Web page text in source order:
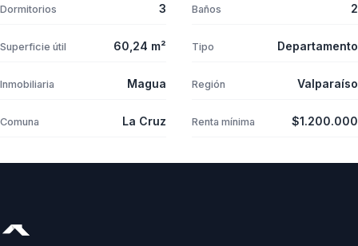
Dormitorios 3 Baños 2
Superficie útil 60,24 m² Tipo Departamento
Inmobiliaria Magua Región Valparaíso
Comuna La Cruz Renta mínima $1.200.000